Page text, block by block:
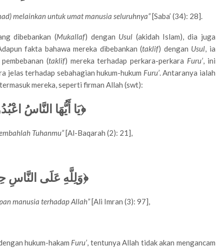
melainkan untuk umat manusia seluruhnya”[Saba’ (34): 28].
dibebankan (Mukallaf) dengan Usul (akidah Islam), dia juga
fakta bahawa mereka dibebankan (taklif) dengan Usul, ia
(taklif) mereka terhadap perkara-perkara Furu’, ini
jelas terhadap sebahagian hukum-hukum Furu’. Antaranya ialah
mereka, seperti firman Allah (swt):
﴿يَا أَيُّهَا النَّاسُ
Tuhanmu”[Al-Baqarah (2): 21],
﴿وَلِلَّهِ عَلَى النَّاسِ
manusia terhadap Allah”[Ali Imran (3): 97],
hukum-hakam Furu’, tentunya Allah tidak akan mengancam